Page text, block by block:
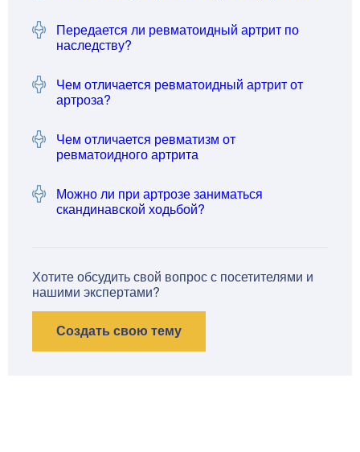
Передается ли ревматоидный артрит по
наследству?
Чем отличается ревматоидный артрит от
артроза?
Чем отличается ревматизм от
ревматоидного артрита
Можно ли при артрозе заниматься
скандинавской ходьбой?
Хотите обсудить свой вопрос с посетителями и
нашими экспертами?
Создать свою тему